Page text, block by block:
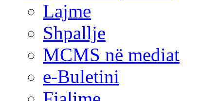
Lajme
Shpallje
MCMS në mediat
e-Buletini